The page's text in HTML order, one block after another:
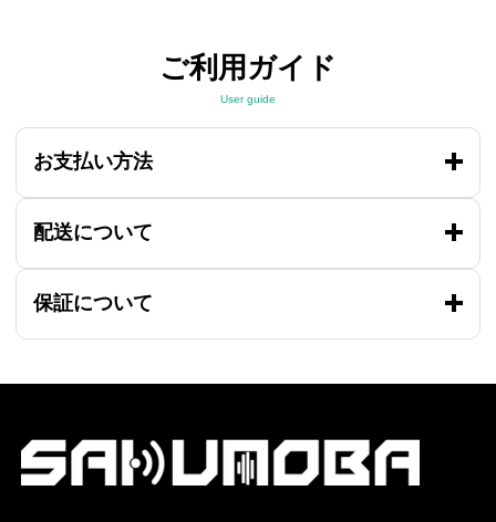
ご利用ガイド
User guide
お支払い方法
配送について
保証について